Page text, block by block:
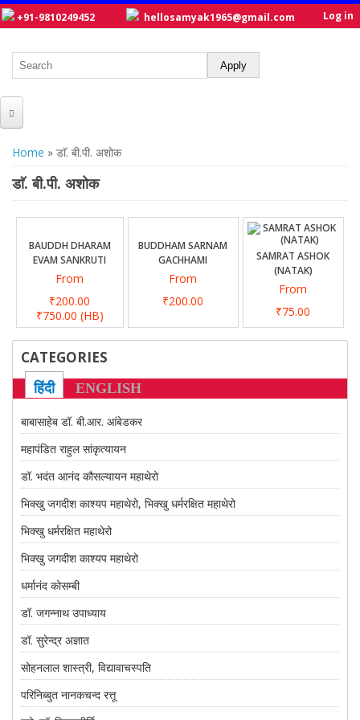
+91-9810249452 hellosamyak1965@gmail.com Log in
ABOUT US
POSTERS
OUR WRITERS
GALLERY
CONTACT US
You are here
Home » डाॅ. बी.पी. अशोक
डाॅ. बी.पी. अशोक
BAUDDH DHARAM
EVAM SANKRUTI
From
₹200.00
₹750.00 (HB)
BUDDHAM SARNAM
GACHHAMI
From
₹200.00
SAMRAT ASHOK
(NATAK)
From
₹75.00
CATEGORIES
हिंदी ENGLISH
बाबासाहेब डॉ. बी.आर. आंबेडकर
महापंडित राहुल सांकृत्यायन
डॉ. भदंत आनंद कौसल्यायन महाथेरो
भिक्खु जगदीश काश्यप महाथेरो, भिक्खु धर्मरक्षित महाथेरो
भिक्खु धर्मरक्षित महाथेरो
भिक्खु जगदीश काश्यप महाथेरो
धर्मानंद कोसम्बी
डॉ. जगन्नाथ उपाध्याय
डॉ. सुरेन्द्र अज्ञात
सोहनलाल शास्त्री, विद्यावाचस्पति
परिनिब्बुत नानकचन्द रत्तू